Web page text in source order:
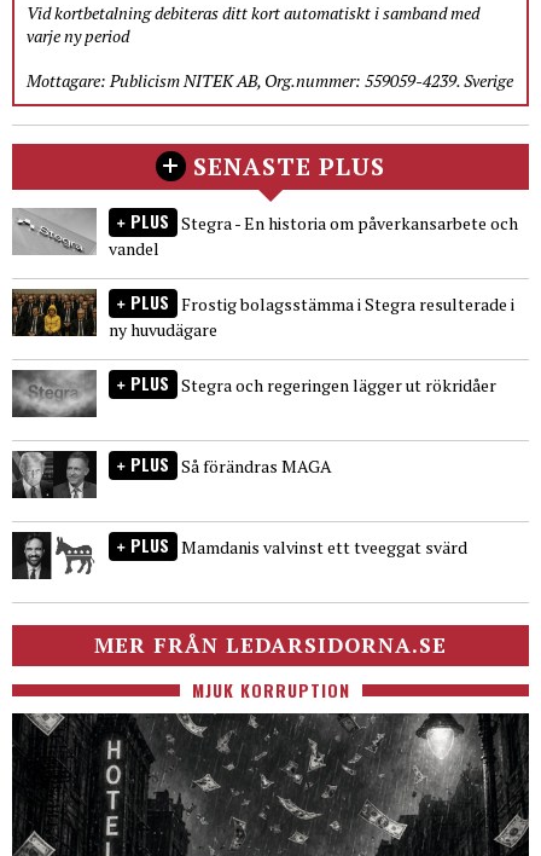
Vid kortbetalning debiteras ditt kort automatiskt i samband med
varje ny period
Mottagare: Publicism NITEK AB, Org.nummer: 559059-4239. Sverige
SENASTE PLUS
PLUS Stegra - En historia om påverkansarbete och
vandel
PLUS Frostig bolagsstämma i Stegra resulterade i
ny huvudägare
PLUS Stegra och regeringen lägger ut rökridåer
PLUS Så förändras MAGA
PLUS Mamdanis valvinst ett tveeggat svärd
MER FRÅN LEDARSIDORNA.SE
MJUK KORRUPTION